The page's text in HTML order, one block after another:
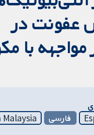
عفونت در
با
فارسی
Malaysia